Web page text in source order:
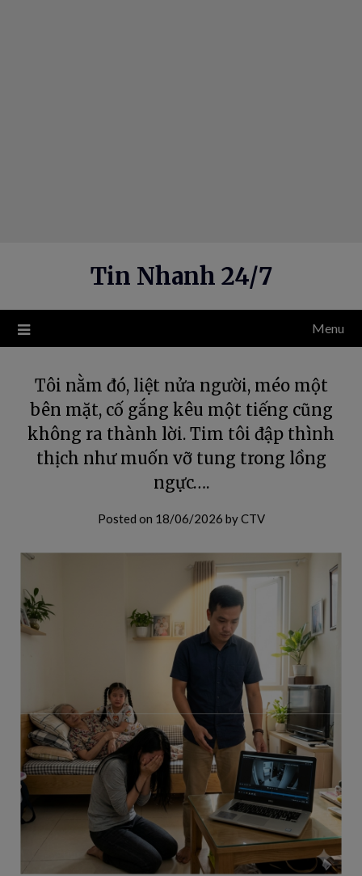
Tin Nhanh 24/7
Menu
Tôi nằm đó, liệt nửa người, méo một
bên mặt, cố gắng kêu một tiếng cũng
không ra thành lời. Tim tôi đập thình
thịch như muốn vỡ tung trong lồng
ngực….
Posted on 18/06/2026 byCTV